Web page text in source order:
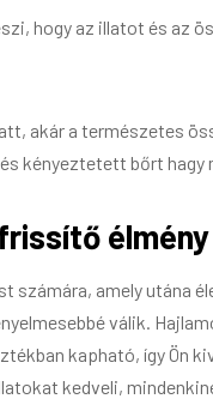
hogy az illatot és az
akár a természetes
kényeztetett bőrt hagy
élmény
amely utána
válik.
kapható, így Ön
kedveli,